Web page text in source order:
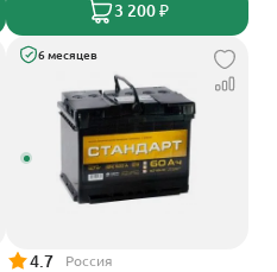
3 200 ₽
6 месяцев
4.7 Россия